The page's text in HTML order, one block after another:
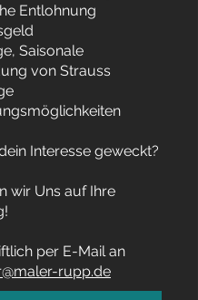
Entlohnung
Saisonale
von Strauss
Interesse geweckt?
wir Uns auf Ihre
per E-Mail an
rupp.de